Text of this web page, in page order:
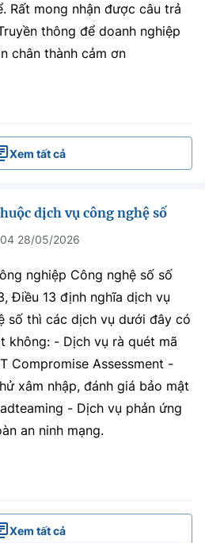
Rất mong nhận được câu trả
thông để doanh nghiệp
chân thành cảm ơn
Xem tất cả
dịch vụ công nghệ số
28/05/2026
nghiệp Công nghệ số số
Điều 13 định nghĩa dịch vụ
số thì các dịch vụ dưới đây có
không: - Dịch vụ rà quét mã
Compromise Assessment -
xâm nhập, đánh giá bảo mật
- Dịch vụ phản ứng
an ninh mạng.
Xem tất cả